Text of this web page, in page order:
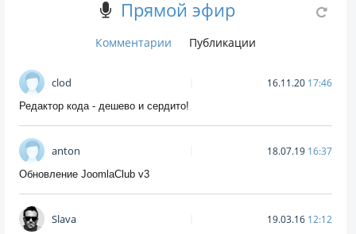
Прямой эфир
Комментарии Публикации
clod 16.11.20 17:46
Редактор кода - дешево и сердито!
anton 18.07.19 16:37
Обновление JoomlaClub v3
Slava 19.03.16 12:12